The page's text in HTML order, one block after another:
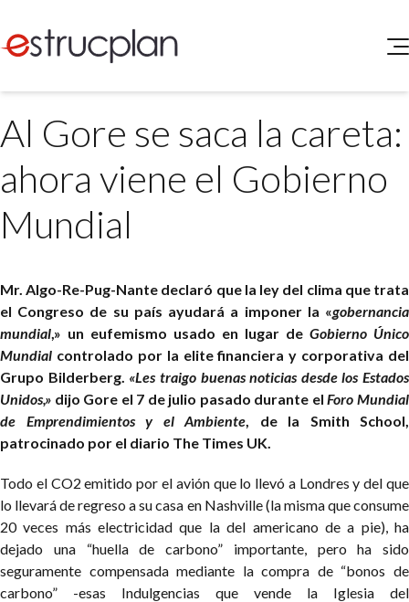
SERVICIOS
Medio Ambiente
Legislación
INGRESAR
Portal de Clientes
Matriz Profesional
Al Gore se saca la careta:
ahora viene el Gobierno
Mundial
Mr. Algo-Re-Pug-Nante declaró que la ley del clima que trata
el Congreso de su país ayudará a imponer la «gobernancia
mundial,» un eufemismo usado en lugar de Gobierno Único
Mundial controlado por la elite financiera y corporativa del
Grupo Bilderberg. «Les traigo buenas noticias desde los Estados
Unidos,» dijo Gore el 7 de julio pasado durante elForo Mundial
de Emprendimientos y el Ambiente, de la Smith School,
patrocinado por el diario The Times UK.
Todo el CO2 emitido por el avión que lo llevó a Londres y del que
lo llevará de regreso a su casa en Nashville (la misma que consume
20 veces más electricidad que la del americano de a pie), ha
dejado una “huella de carbono” importante, pero ha sido
seguramente compensada mediante la compra de “bonos de
carbono” -esas Indulgencias que vende la Iglesia del